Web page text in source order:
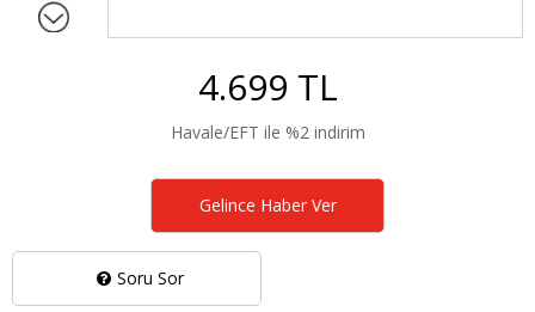
Soru Sor
4.699 TL
Havale/EFT ile %2 indirim
Gelince Haber Ver